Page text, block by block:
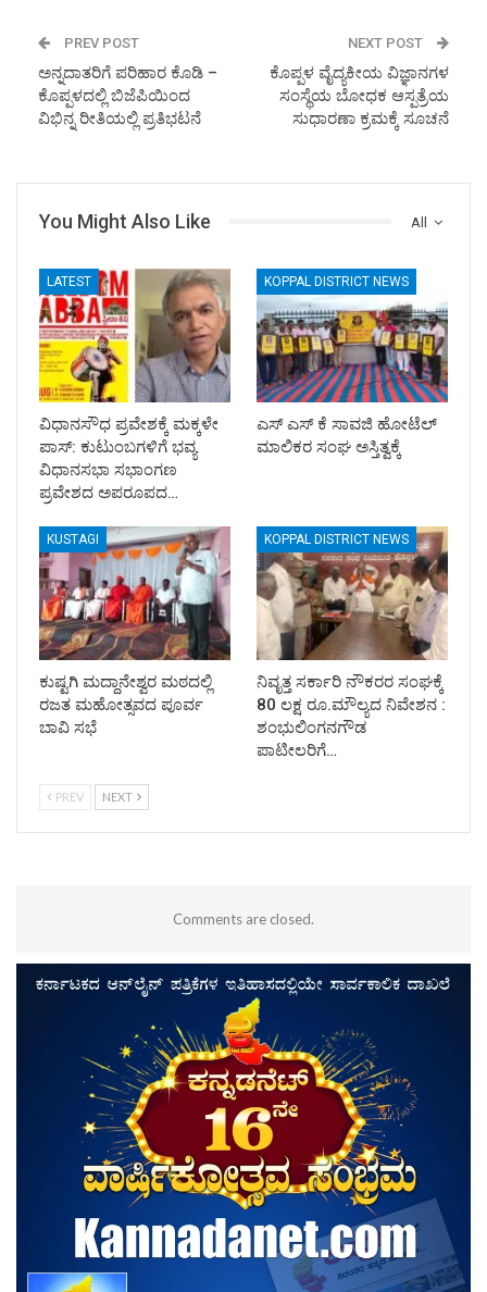
PREV POST
ಅನ್ನದಾತರಿಗೆ ಪರಿಹಾರ ಕೊಡಿ –
ಕೊಪ್ಪಳದಲ್ಲಿ ಬಿಜೆಪಿಯಿಂದ
ವಿಭಿನ್ನ ರೀತಿಯಲ್ಲಿ ಪ್ರತಿಭಟನೆ
NEXT POST
ಕೊಪ್ಪಳ ವೈದ್ಯಕೀಯ ವಿಜ್ಞಾನಗಳ
ಸಂಸ್ಥೆಯ ಬೋಧಕ ಆಸ್ಪತ್ರೆಯ
ಸುಧಾರಣಾ ಕ್ರಮಕ್ಕೆ ಸೂಚನೆ
All
You Might Also Like
LATEST
ವಿಧಾನಸೌಧ ಪ್ರವೇಶಕ್ಕೆ ಮಕ್ಕಳೇ
ಪಾಸ್: ಕುಟುಂಬಗಳಿಗೆ ಭವ್ಯ
ವಿಧಾನಸಭಾ ಸಭಾಂಗಣ
ಪ್ರವೇಶದ ಅಪರೂಪದ…
KOPPAL DISTRICT NEWS
ಎಸ್ ಎಸ್ ಕೆ ಸಾವಜಿ ಹೋಟೆಲ್
ಮಾಲಿಕರ ಸಂಘ ಅಸ್ತಿತ್ವಕ್ಕೆ
KUSTAGI
ಕುಷ್ಟಗಿ ಮದ್ದಾನೇಶ್ವರ ಮಠದಲ್ಲಿ
ರಜತ ಮಹೋತ್ಸವದ ಪೂರ್ವ
ಬಾವಿ ಸಭೆ
KOPPAL DISTRICT NEWS
ನಿವೃತ್ತ ಸರ್ಕಾರಿ ನೌಕರರ ಸಂಘಕ್ಕೆ
80 ಲಕ್ಷ ರೂ.ಮೌಲ್ಯದ ನಿವೇಶನ :
ಶಂಭುಲಿಂಗನಗೌಡ
ಪಾಟೀಲರಿಗೆ…
PREV NEXT
Comments are closed.